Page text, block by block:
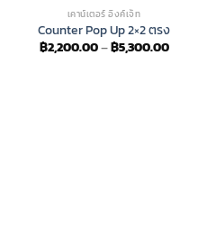
เคาน์เตอร์ อิงค์เจ็ท
Counter Pop Up 2×2 ตรง
฿2,200.00–฿5,300.00Price
range: